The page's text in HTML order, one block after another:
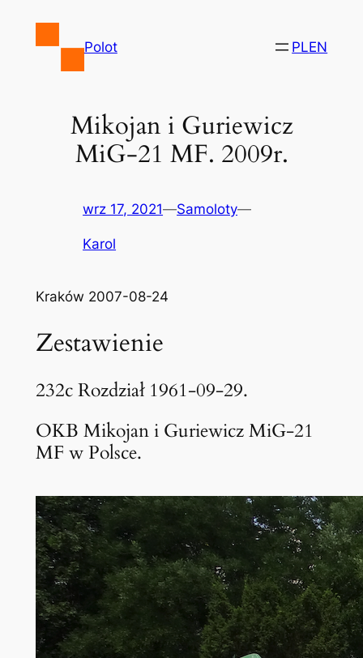
Polot PLEN
Mikojan i Guriewicz
MiG-21 MF. 2009r.
wrz 17, 2021—Samoloty—
Karol
Kraków 2007-08-24
Zestawienie
232c Rozdział 1961-09-29.
OKB Mikojan i Guriewicz MiG-21
MF w Polsce.